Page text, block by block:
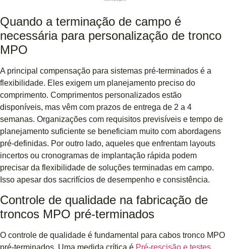
Quando a terminação de campo é
necessária para personalização de tronco
MPO
A principal compensação para sistemas pré-terminados é a
flexibilidade. Eles exigem um planejamento preciso do
comprimento. Comprimentos personalizados estão
disponíveis, mas vêm com prazos de entrega de 2 a 4
semanas. Organizações com requisitos previsíveis e tempo de
planejamento suficiente se beneficiam muito com abordagens
pré-definidas. Por outro lado, aqueles que enfrentam layouts
incertos ou cronogramas de implantação rápida podem
precisar da flexibilidade de soluções terminadas em campo.
Isso apesar dos sacrifícios de desempenho e consistência.
Controle de qualidade na fabricação de
troncos MPO pré-terminados
O controle de qualidade é fundamental para cabos tronco MPO
pré-terminados. Uma medida crítica é Pré-rescisão e testes